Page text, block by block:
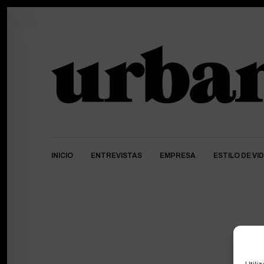
INICIO ENTREVISTAS EMPRESA ESTILO DE